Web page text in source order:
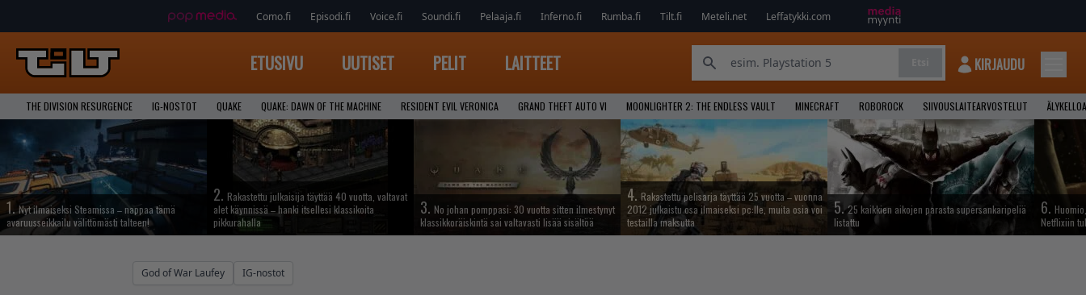
Como.fi Episodi.fi Voice.fi Soundi.fi Pelaaja.fi Inferno.fi Rumba.fi Tilt.fi Meteli.net Leffatykki.com
ETUSIVU UUTISET PELIT LAITTEET KIRJAUDU
THE DIVISION RESURGENCE IG-NOSTOT QUAKE QUAKE: DAWN OF THE MACHINE RESIDENT EVIL VERONICA GRAND THEFT AUTO VI MOONLIGHTER 2: THE ENDLESS VAULT MINECRAFT ROBOROCK SIIVOUSLAITEARVOSTELUT
1. Nyt ilmaiseksi Steamissa – nappaa tämä
avaruusseikkailu välittömästi talteen!
2. Rakastettu julkaisija täyttää 40 vuotta, valtavat
alet käynnissä – hanki itsellesi klassikoita
pikkurahalla
3. No johan pomppasi: 30 vuotta sitten ilmestynyt
klassikkoräiskintä sai valtavasti lisää sisältöä
4. Rakastettu pelisarja täyttää 25 vuotta – vuonna
2012 julkaistu osa ilmaiseksi pc:lle, muita osia voi
testailla maksutta
5.25 kaikkien aikojen parasta supersankaripeliä
listattu
6.
Netflixiin
God of War Laufey IG-nostot